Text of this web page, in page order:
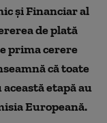
și Financiar al
de plată
prima cerere
că toate
etapă au
Europeană.